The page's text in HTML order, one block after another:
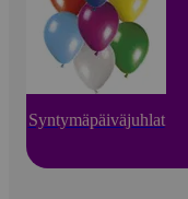
Syntymäpäiväjuhlat